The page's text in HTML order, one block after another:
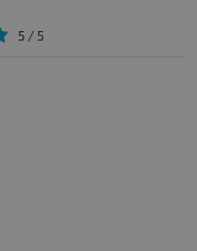
5/ 5